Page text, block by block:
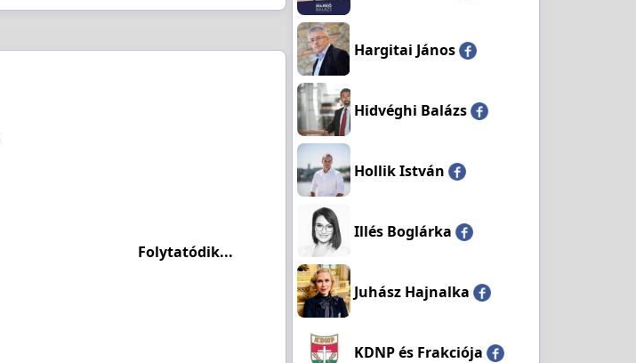
Folytatódik...
Hargitai János
Hidvéghi Balázs
Hollik István
Illés Boglárka
Juhász Hajnalka
KDNP és Frakciója